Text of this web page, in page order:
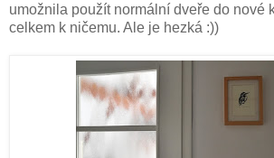
umožnila použít normální dveře do nové
celkem k ničemu. Ale je hezká :))